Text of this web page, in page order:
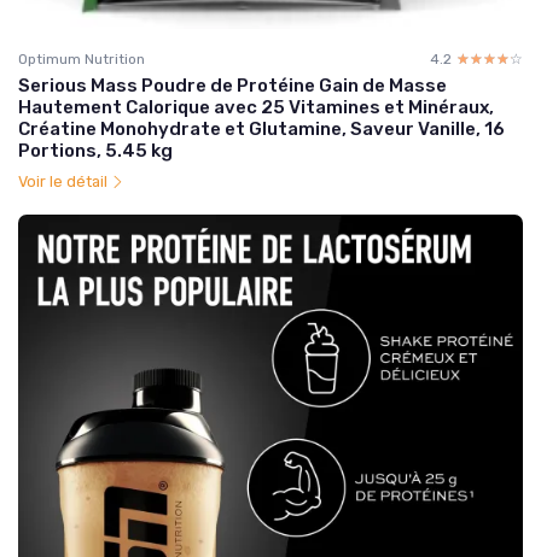
Optimum Nutrition 4.2 ☆☆☆☆☆
★★★★★
Serious Mass Poudre de Protéine Gain de Masse
Hautement Calorique avec 25 Vitamines et Minéraux,
Créatine Monohydrate et Glutamine, Saveur Vanille, 16
Portions, 5.45 kg
Voir le détail